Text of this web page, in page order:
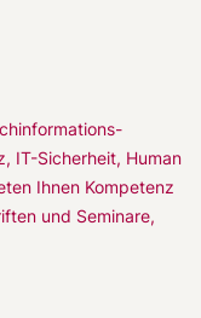
IT-Sicherheit, Human
Ihnen Kompetenz
und Seminare,